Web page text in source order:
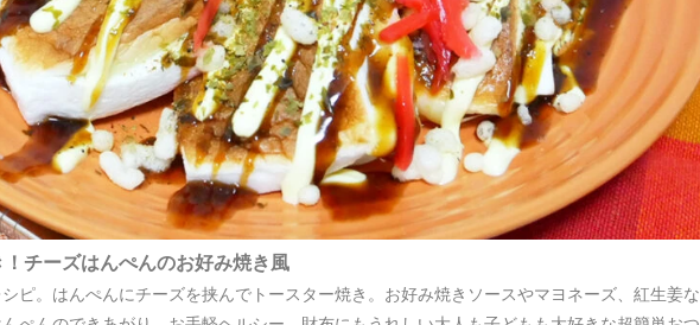
チーズはんぺんのお好み焼き風
ピ。はんぺんにチーズを挟んでトースター焼き。お好み焼きソースやマヨネーズ、紅生姜な